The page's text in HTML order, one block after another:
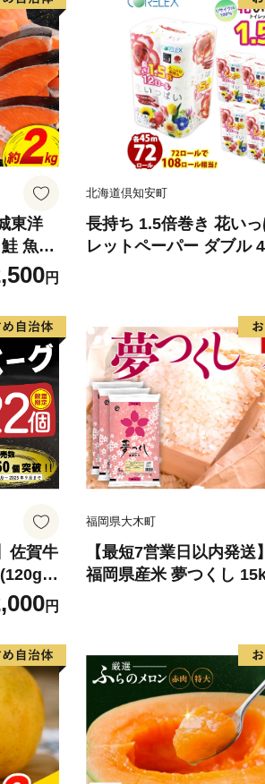
東洋
魚介
さけ
凍 家
ン 銀
円
北海道倶知安町
長持ち 1.5倍巻き 花い
レットペーパー ダブル
ール 全18種 花柄 プリ
香り付き 日本製 まとめ
備品 ペーパー エコ 日
備蓄 送料無料 北海道
品
佐賀牛
ンド牛
産 お
気】(H
円
福岡県大木町
【最短7営業日以内発送
福岡県産米 夢つくし
北海道・沖縄・離島は